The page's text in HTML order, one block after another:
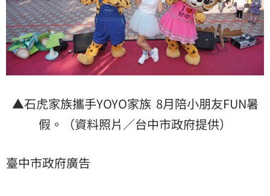
▲石虎家族攜手YOYO家族 8月陪小朋友FUN暑
假。（資料照片／台中市政府提供）
臺中市政府廣告